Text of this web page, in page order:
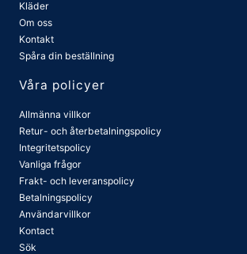
Kläder
Om oss
Kontakt
Spåra din beställning
Våra policyer
Allmänna villkor
Retur- och återbetalningspolicy
Integritetspolicy
Vanliga frågor
Frakt- och leveranspolicy
Betalningspolicy
Användarvillkor
Kontact
Sök